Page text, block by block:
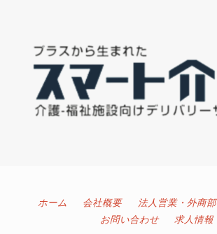
ホーム 会社概要 法人営業・外商部
お問い合わせ
求人情報